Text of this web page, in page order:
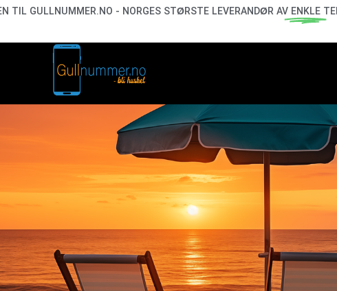
TIL GULLNUMMER.NO - NORGES STØRSTE LEVERANDØR AV ENKLE